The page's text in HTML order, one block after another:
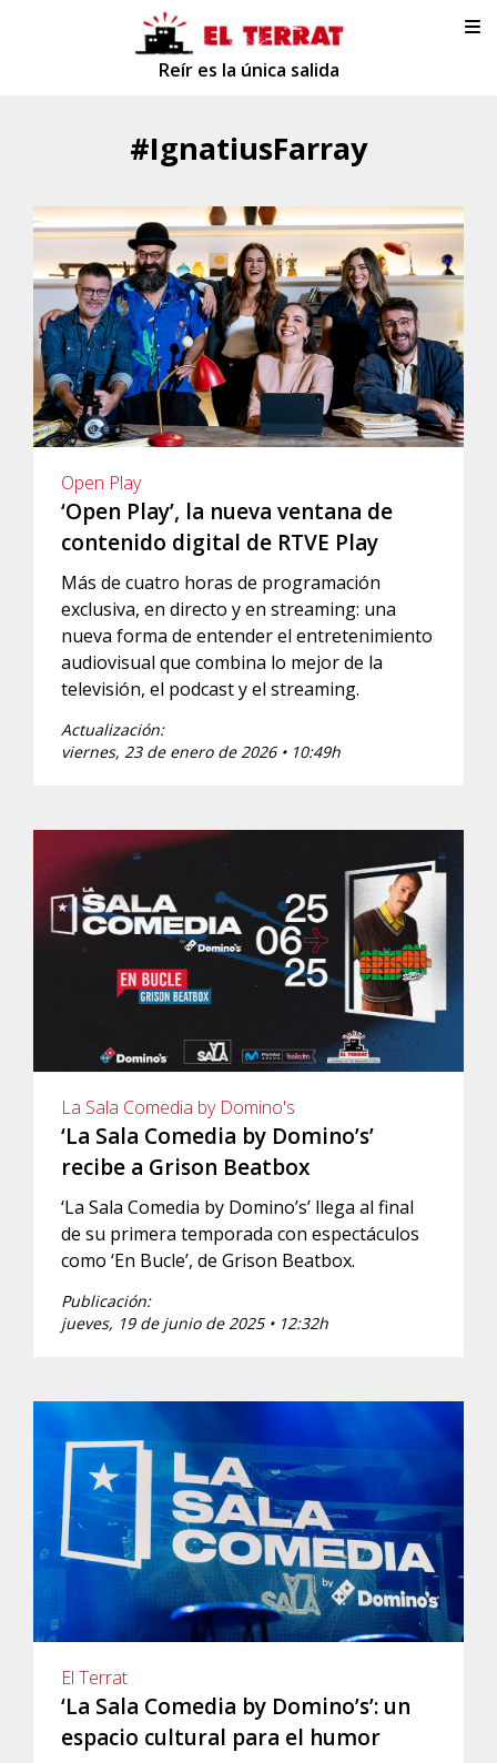
Reír es la única salida
#IgnatiusFarray
Open Play
‘Open Play’, la nueva ventana de
contenido digital de RTVE Play
Más de cuatro horas de programación
exclusiva, en directo y en streaming: una
nueva forma de entender el entretenimiento
audiovisual que combina lo mejor de la
televisión, el podcast y el streaming.
Actualización:
viernes, 23 de enero de 2026 • 10:49h
La Sala Comedia by Domino's
‘La Sala Comedia by Domino’s’
recibe a Grison Beatbox
‘La Sala Comedia by Domino’s’ llega al final
de su primera temporada con espectáculos
como ‘En Bucle’, de Grison Beatbox.
Publicación:
jueves, 19 de junio de 2025 • 12:32h
El Terrat
‘La Sala Comedia by Domino’s’: un
espacio cultural para el humor